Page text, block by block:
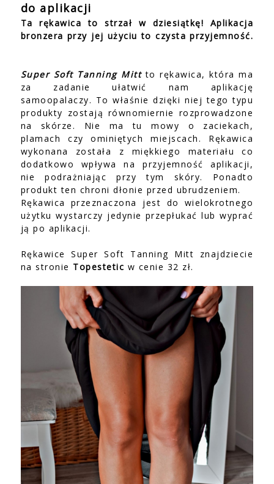
do aplikacji
Ta rękawica to strzał w dziesiątkę! Aplikacja
bronzera przy jej użyciu to czysta przyjemność.
Super Soft Tanning Mittto rękawica, która ma
za zadanie ułatwić nam aplikację
samoopalaczy. To właśnie dzięki niej tego typu
produkty zostają równomiernie rozprowadzone
na skórze. Nie ma tu mowy o zaciekach,
plamach czy ominiętych miejscach. Rękawica
wykonana została z miękkiego materiału co
dodatkowo wpływa na przyjemność aplikacji,
nie podrażniając przy tym skóry. Ponadto
produkt ten chroni dłonie przed ubrudzeniem.
Rękawica przeznaczona jest do wielokrotnego
użytku wystarczy jedynie przepłukać lub wyprać
ją po aplikacji.
Rękawice Super Soft Tanning Mitt znajdziecie
na stronie Topestetic w cenie 32 zł.